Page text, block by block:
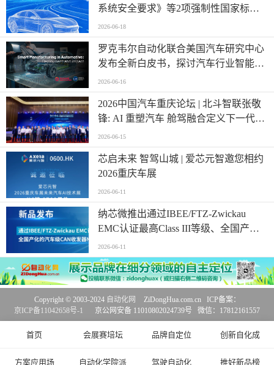
系统安全要求》等2项强制性国家标准
（报批稿）、《车载事故紧急呼叫系
统》强制性国家标准外文版（报批稿）
意见的公示
2026-06-18
罗克韦尔自动化联合美国汽车研究中心
发布全新白皮书，探讨汽车行业智能制
造发展新阶段
2026-06-16
2026中国汽车重庆论坛 | 北斗智联张敬
锋: AI 重塑汽车 舱驾融合定义下一代出
行
2026-06-15
芯启未来 智驾山城 | 爱芯元智邀您相约
2026重庆车展
2026-06-11
纳芯微推出通过IBEE/FTZ-Zwickau
EMC认证最高Class III等级、全国产化
的CAN收发器
2026-06-11
首页 会展赛培坛 品牌自定位 创新自化成
方案应用场 自动化学院派 驾驶自动化 推好新品榜
Copyright © 2003-2024 自动化网
ZiDongHua.com.cn ICP备案：
京ICP备11042658号-1
京公网安备 11010802024739号 微信：17812161557